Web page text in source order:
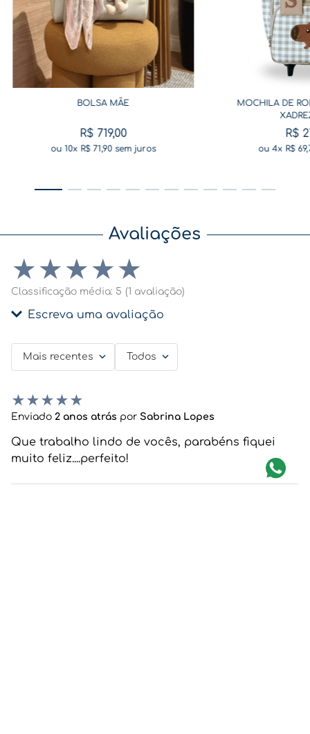
BOLSA MÃE
R$ 719,00
ou10x R$ 71,90sem juros
MOCHILA DE
R$
ou 4x R$ 69,
Avaliações
★ ★ ★ ★ ★
Classificação média: 5 (1 avaliação)
Escreva uma avaliação
Adicionar avaliação
Título
Avalie o produto de 1 a 5 estrelas
★★★★★
Mais recentes Todos
★★★★★
Enviado 2 anos atrás por Sabrina Lopes
Que trabalho lindo de vocês, parabéns fiquei
muito feliz....perfeito!